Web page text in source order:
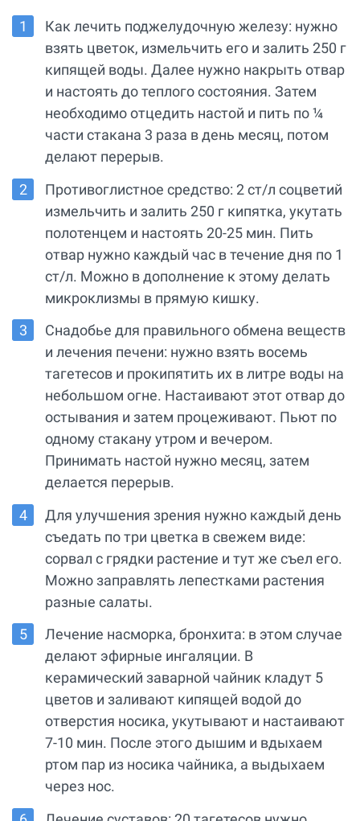
Как лечить поджелудочную железу: нужно
взять цветок, измельчить его и залить 250 г
кипящей воды. Далее нужно накрыть отвар
и настоять до теплого состояния. Затем
необходимо отцедить настой и пить по ¼
части стакана 3 раза в день месяц, потом
делают перерыв.
Противоглистное средство: 2 ст/л соцветий
измельчить и залить 250 г кипятка, укутать
полотенцем и настоять 20-25 мин. Пить
отвар нужно каждый час в течение дня по 1
ст/л. Можно в дополнение к этому делать
микроклизмы в прямую кишку.
Снадобье для правильного обмена веществ
и лечения печени: нужно взять восемь
тагетесов и прокипятить их в литре воды на
небольшом огне. Настаивают этот отвар до
остывания и затем процеживают. Пьют по
одному стакану утром и вечером.
Принимать настой нужно месяц, затем
делается перерыв.
Для улучшения зрения нужно каждый день
съедать по три цветка в свежем виде:
сорвал с грядки растение и тут же съел его.
Можно заправлять лепестками растения
разные салаты.
Лечение насморка, бронхита: в этом случае
делают эфирные ингаляции. В
керамический заварной чайник кладут 5
цветов и заливают кипящей водой до
отверстия носика, укутывают и настаивают
7-10 мин. После этого дышим и вдыхаем
ртом пар из носика чайника, а выдыхаем
через нос.